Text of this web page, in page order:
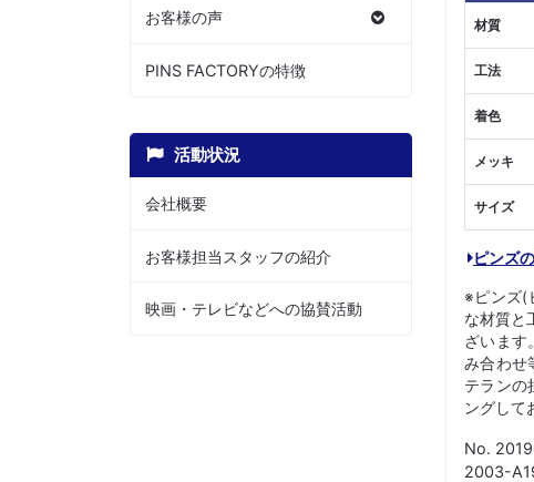
お客様の声
PINS FACTORYの特徴
活動状況
会社概要
お客様担当スタッフの紹介
映画・テレビなどへの協賛活動
材質
工法
着色
メッキ
サイズ
ピンズ
※ピンズ(
な材質と
ざいます
み合わせ
テランの
ングして
No.
2003-